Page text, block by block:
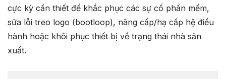
cực kỳ cần thiết để khắc phục các sự cố phần mềm,
sửa lỗi treo logo (bootloop), nâng cấp/hạ cấp hệ điều
hành hoặc khôi phục thiết bị về trạng thái nhà sản
xuất.